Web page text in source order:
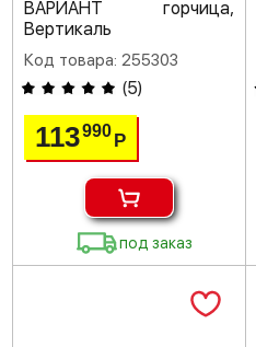
ВАРИАНТ горчица,
Вертикаль
Код товара: 255303
(5)
113990Р
под заказ